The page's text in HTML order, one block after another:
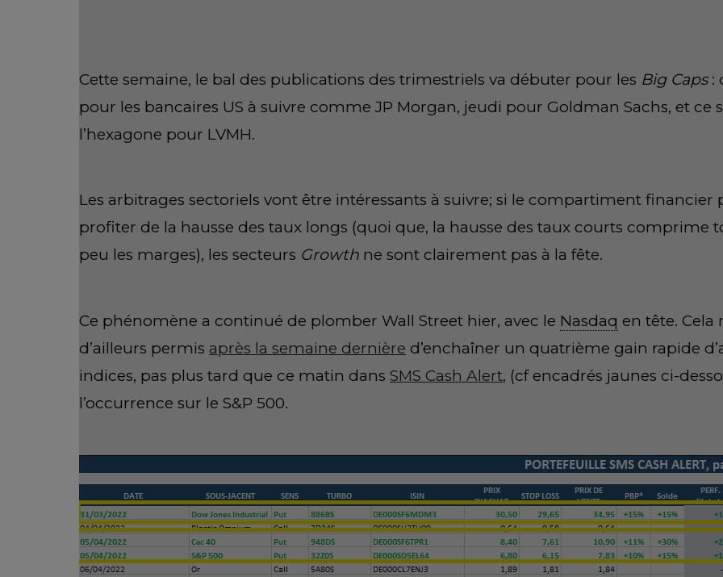
Cette semaine, le bal des publications des trimestriels va débuter pour les Big Caps:
pour les bancaires US à suivre comme JP Morgan, jeudi pour Goldman Sachs, et ce
l’hexagone pour LVMH.
Les arbitrages sectoriels vont être intéressants à suivre; si le compartiment financier
profiter de la hausse des taux longs (quoi que, la hausse des taux courts comprime
peu les marges), les secteurs Growth ne sont clairement pas à la fête.
Ce phénomène a continué de plomber Wall Street hier, avec le Nasdaq en tête. Cela
d’ailleurs permis après la semaine dernière d’enchaîner un quatrième gain rapide
indices, pas plus tard que ce matin dans SMS Cash Alert, (cf encadrés jaunes ci-
l’occurrence sur le S&P 500.